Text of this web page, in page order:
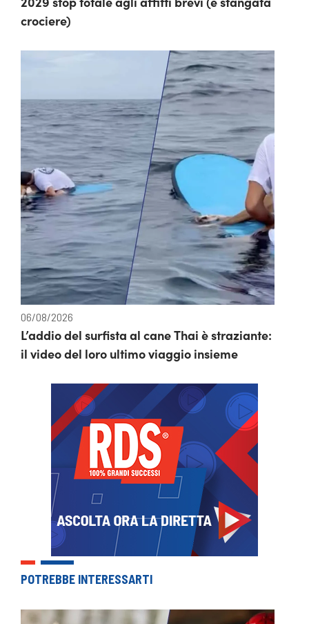
crociere)
06/08/2026
L’addio del surfista al cane Thai è straziante:
il video del loro ultimo viaggio insieme
POTREBBE INTERESSARTI